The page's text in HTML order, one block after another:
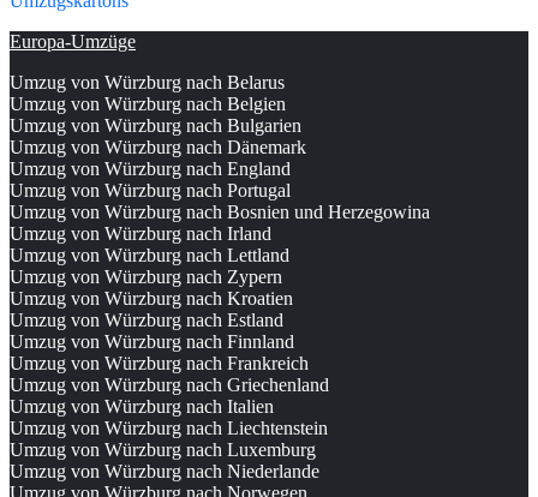
Europa-Umzüge
Umzug von Würzburg nach Belarus
Umzug von Würzburg nach Belgien
Umzug von Würzburg nach Bulgarien
Umzug von Würzburg nach Dänemark
Umzug von Würzburg nach England
Umzug von Würzburg nach Portugal
Umzug von Würzburg nach Bosnien und Herzegowina
Umzug von Würzburg nach Irland
Umzug von Würzburg nach Lettland
Umzug von Würzburg nach Zypern
Umzug von Würzburg nach Kroatien
Umzug von Würzburg nach Estland
Umzug von Würzburg nach Finnland
Umzug von Würzburg nach Frankreich
Umzug von Würzburg nach Griechenland
Umzug von Würzburg nach Italien
Umzug von Würzburg nach Liechtenstein
Umzug von Würzburg nach Luxemburg
Umzug von Würzburg nach Niederlande